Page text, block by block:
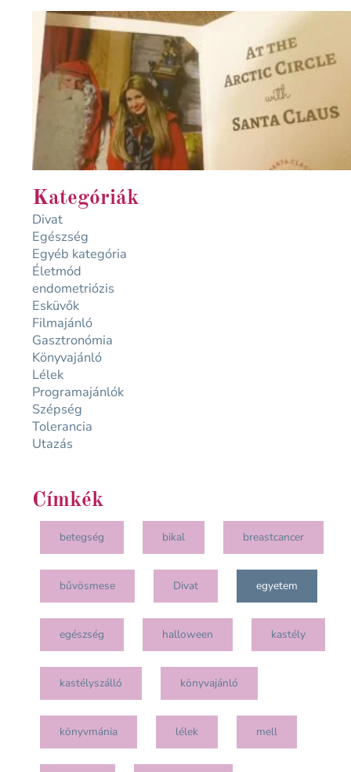
Kategóriák
Divat
Egészség
Egyéb kategória
Életmód
endometriózis
Esküvők
Filmajánló
Gasztronómia
Könyvajánló
Lélek
Programajánlók
Szépség
Tolerancia
Utazás
Címkék
betegség bikal breastcancer
bűvösmese Divat egyetem
egészség halloween kastély
kastélyszálló könyvajánló
könyvmánia lélek mell